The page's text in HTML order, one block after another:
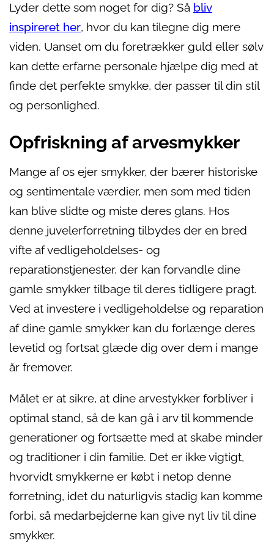
Lyder dette som noget for dig? Så bliv
inspireret her, hvor du kan tilegne dig mere
viden. Uanset om du foretrækker guld eller sølv
kan dette erfarne personale hjælpe dig med at
finde det perfekte smykke, der passer til din stil
og personlighed.
Opfriskning af arvesmykker
Mange af os ejer smykker, der bærer historiske
og sentimentale værdier, men som med tiden
kan blive slidte og miste deres glans. Hos
denne juvelerforretning tilbydes der en bred
vifte af vedligeholdelses- og
reparationstjenester, der kan forvandle dine
gamle smykker tilbage til deres tidligere pragt.
Ved at investere i vedligeholdelse og reparation
af dine gamle smykker kan du forlænge deres
levetid og fortsat glæde dig over dem i mange
år fremover.
Målet er at sikre, at dine arvestykker forbliver i
optimal stand, så de kan gå i arv til kommende
generationer og fortsætte med at skabe minder
og traditioner i din familie. Det er ikke vigtigt,
hvorvidt smykkerne er købt i netop denne
forretning, idet du naturligvis stadig kan komme
forbi, så medarbejderne kan give nyt liv til dine
smykker.